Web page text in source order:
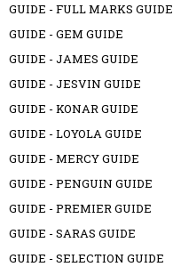
GUIDE - FULL MARKS GUIDE
GUIDE - GEM GUIDE
GUIDE - JAMES GUIDE
GUIDE - JESVIN GUIDE
GUIDE - KONAR GUIDE
GUIDE - LOYOLA GUIDE
GUIDE - MERCY GUIDE
GUIDE - PENGUIN GUIDE
GUIDE - PREMIER GUIDE
GUIDE - SARAS GUIDE
GUIDE - SELECTION GUIDE